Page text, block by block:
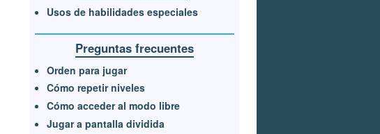
Usos de habilidades especiales
Preguntas frecuentes
Orden para jugar
Cómo repetir niveles
Cómo acceder al modo libre
Jugar a pantalla dividida